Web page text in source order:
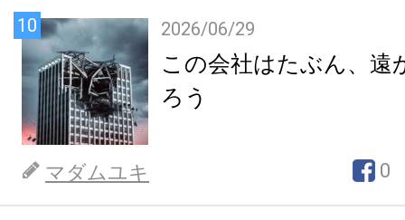
10 2026/06/29
この会社はたぶん、遠
ろう
マダムユキ 0